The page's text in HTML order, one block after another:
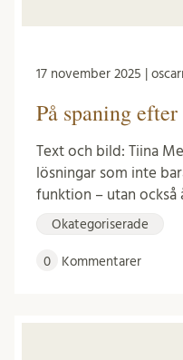
17 november 2025 |
På spaning
Text och bild: Tiina
lösningar som inte
funktion – utan också
Okategoriserade
0 Kommentarer